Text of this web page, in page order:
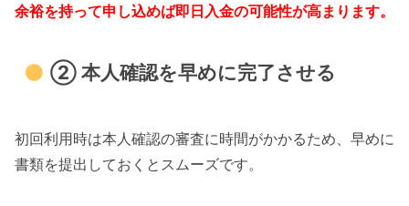
余裕を持って申し込めば即日入金の可能性が高まります。
② 本人確認を早めに完了させる
初回利用時は本人確認の審査に時間がかかるため、早めに
書類を提出しておくとスムーズです。